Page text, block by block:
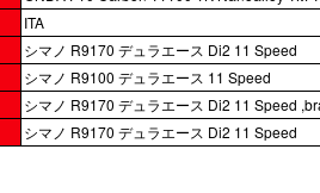
ITA
シマノ R9170 デュラエース Di2 11 Speed
シマノ R9100 デュラエース 11 Speed
シマノ R9170 デュラエース Di2 11 Speed
シマノ R9170 デュラエース Di2 11 Speed